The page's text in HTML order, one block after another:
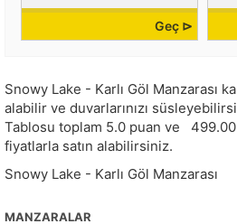
Geç ⊳
Snowy Lake - Karlı Göl Manzarası
alabilir ve duvarlarınızı
Tablosu toplam 5.0 puan ve 499.00
fiyatlarla satın alabilirsiniz.
Snowy Lake - Karlı Göl Manzarası
MANZARALAR